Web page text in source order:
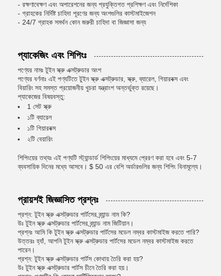
- রক্ষণাবেক্ষণ এবং অপারেশনের জন্য প্রযুক্তিগত প্রশিক্ষণ এবং নির্দেশিকা
- গ্রাহকের নির্দিষ্ট চাহিদা পূরণের জন্য অংশগুলির কাস্টমাইজেশন
- 24/7 গ্রাহক সমর্থন কোন জরুরী চাহিদা বা জিজ্ঞাসা জন্য
প্যাকেজিং এবং শিপিংঃ
পণ্যের নামঃ টুইন স্ক্রু এক্সট্রুডার অংশ
পণ্যের বর্ণনাঃ এই পণ্যটিতে টুইন স্ক্রু এক্সট্রুডার, স্ক্রু, ব্যারেল, গিয়ারবক্স এবং
বিয়ারিং সহ সমস্ত প্রয়োজনীয় খুচরা যন্ত্রাংশ অন্তর্ভুক্ত রয়েছে।
প্যাকেজের বিষয়বস্তু:
1 সেট স্ক্রু
১টি ব্যারেল
১টি গিয়ারবক্স
২টি বেয়ারিং
শিপিংয়ের তথ্যঃ এই পণ্যটি স্ট্যান্ডার্ড শিপিংয়ের মাধ্যমে প্রেরণ করা হবে এবং 5-7
ব্যবসায়িক দিনের মধ্যে আসবে। $ 50 এর বেশি অর্ডারগুলির জন্য শিপিং বিনামূল্যে।
প্রায়শই জিজ্ঞাসিত প্রশ্নঃ
প্রশ্ন: টুইন স্ক্রু এক্সট্রুডার পার্টসের ব্র্যান্ড নাম কি?
উঃ টুইন স্ক্রু এক্সট্রুডার পার্টসের ব্র্যান্ড নাম জিটিয়ান।
প্রশ্নঃ আমি কি টুইন স্ক্রু এক্সট্রুডার পার্টসের মডেল নম্বর কাস্টমাইজ করতে পারি?
উত্তরঃ হ্যাঁ, আপনি টুইন স্ক্রু এক্সট্রুডার পার্টসের মডেল নম্বর কাস্টমাইজ করতে
পারেন।
প্রশ্ন: টুইন স্ক্রু এক্সট্রুডার পার্টস কোথায় তৈরি করা হয়?
উঃ টুইন স্ক্রু এক্সট্রুডার পার্টস চীনে তৈরি করা হয়।